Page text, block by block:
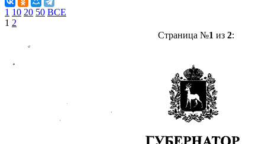
1 10 20 50 ВСЕ
1 2
Страница №1 из 2: